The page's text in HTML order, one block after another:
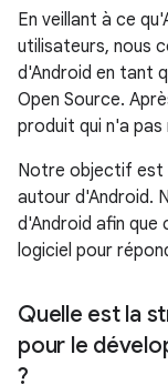
En veillant à ce
utilisateurs, nous
d'Android en tant
Open Source.
produit qui n'a pas
Notre objectif est
autour d'Android.
d'Android afin que
logiciel pour
Quelle est la
pour le
?